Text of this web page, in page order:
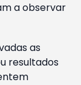
a observar
as
resultados